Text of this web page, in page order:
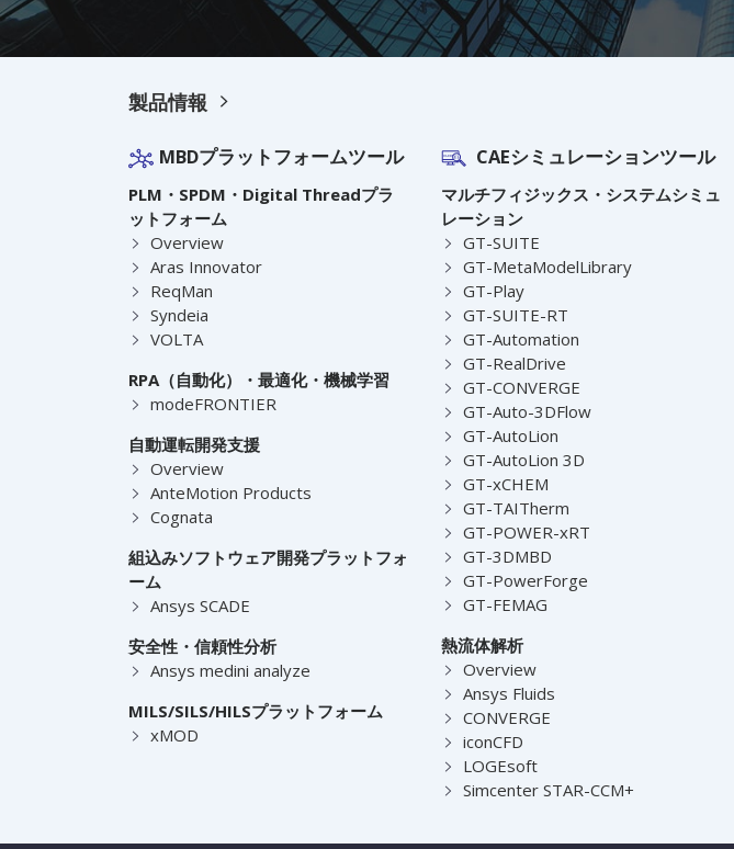
製品情報
MBDプラットフォームツール
PLM・SPDM・Digital Threadプラ
ットフォーム
Overview
Aras Innovator
ReqMan
Syndeia
VOLTA
RPA（自動化）・最適化・機械学習
modeFRONTIER
自動運転開発支援
Overview
AnteMotion Products
Cognata
組込みソフトウェア開発プラットフォ
ーム
Ansys SCADE
安全性・信頼性分析
Ansys medini analyze
MILS/SILS/HILSプラットフォーム
xMOD
CAEシミュレーションツール
マルチフィジックス・システムシミュ
レーション
GT-SUITE
GT-MetaModelLibrary
GT-Play
GT-SUITE-RT
GT-Automation
GT-RealDrive
GT-CONVERGE
GT-Auto-3DFlow
GT-AutoLion
GT-AutoLion 3D
GT-xCHEM
GT-TAITherm
GT-POWER-xRT
GT-3DMBD
GT-PowerForge
GT-FEMAG
熱流体解析
Overview
Ansys Fluids
CONVERGE
iconCFD
LOGEsoft
Simcenter STAR-CCM+